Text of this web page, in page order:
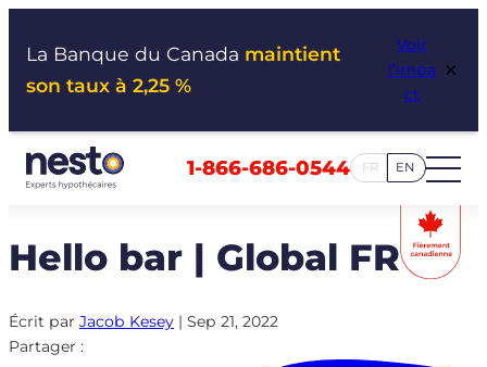
La Banque du Canada maintient
son taux à 2,25 %
Voir
l’impa
ct
×
1-866-686-0544 FR EN
Hello bar | Global FR
Écrit par Jacob Kesey | Sep 21, 2022
Partager :